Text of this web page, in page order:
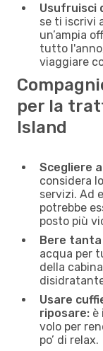
Usufruisci
se ti iscrivi
un’ampia
tutto
viaggiare
per la
Island
Scegliere
considera
servizi. Ad
potrebbe
posto più
Bere tanta
acqua per
della
Usare
riposare: è
volo per
po’ di relax.